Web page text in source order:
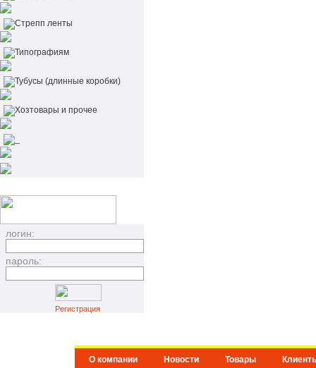
Стрепп ленты
Типографиям
Тубусы (длинные коробки)
Хозтовары и прочее
логин:
пароль:
Регистрация
О компании Новости Товары